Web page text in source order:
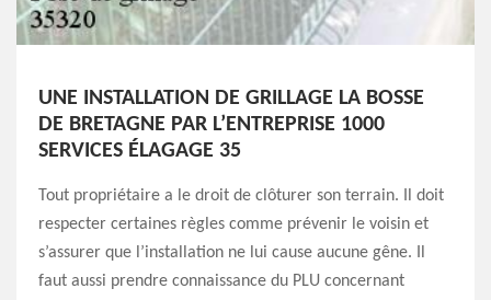
UNE INSTALLATION DE GRILLAGE LA BOSSE
DE BRETAGNE PAR L’ENTREPRISE 1000
SERVICES ÉLAGAGE 35
Tout propriétaire a le droit de clôturer son terrain. Il doit
respecter certaines règles comme prévenir le voisin et
s’assurer que l’installation ne lui cause aucune gêne. Il
faut aussi prendre connaissance du PLU concernant